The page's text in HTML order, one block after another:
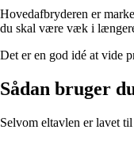
Hovedafbryderen er
du skal være væk i
Det er en god idé at vide
Sådan bruger
Selvom eltavlen er lavet